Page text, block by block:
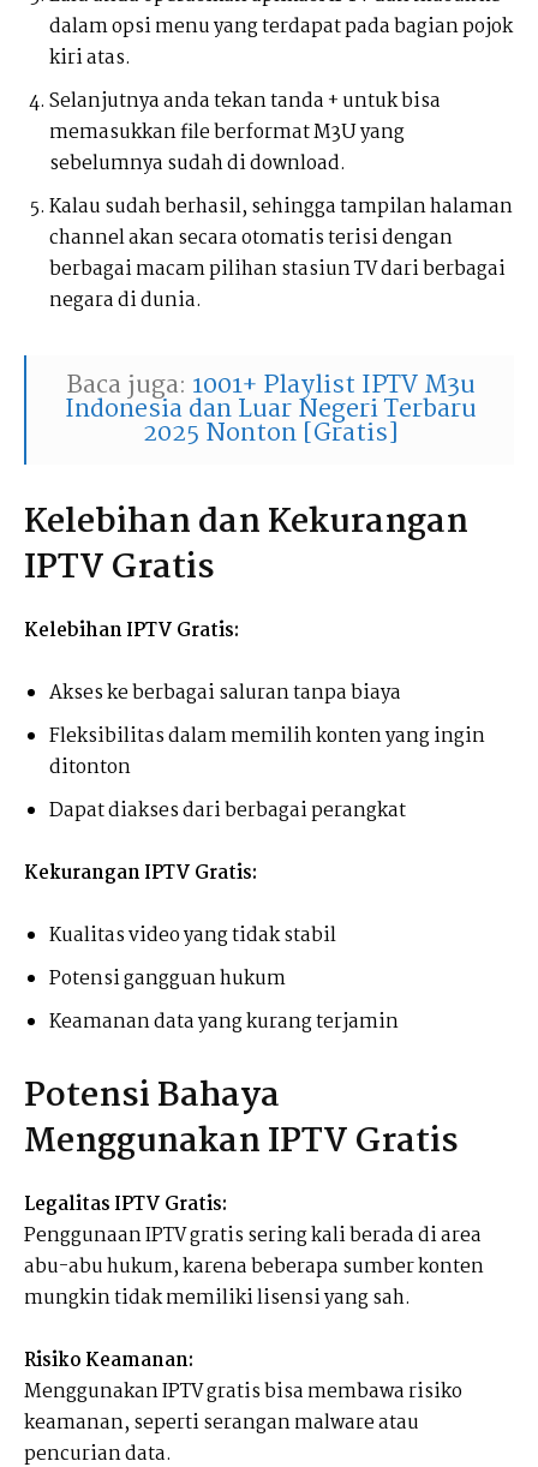
dalam opsi menu yang terdapat pada bagian pojok
kiri atas.
Selanjutnya anda tekan tanda + untuk bisa
memasukkan file berformat M3U yang
sebelumnya sudah di download.
Kalau sudah berhasil, sehingga tampilan halaman
channel akan secara otomatis terisi dengan
berbagai macam pilihan stasiun TV dari berbagai
negara di dunia.
Baca juga: 1001+ Playlist IPTV M3u
Indonesia dan Luar Negeri Terbaru
2025 Nonton [Gratis]
Kelebihan dan Kekurangan
IPTV Gratis
Kelebihan IPTV Gratis:
Akses ke berbagai saluran tanpa biaya
Fleksibilitas dalam memilih konten yang ingin
ditonton
Dapat diakses dari berbagai perangkat
Kekurangan IPTV Gratis:
Kualitas video yang tidak stabil
Potensi gangguan hukum
Keamanan data yang kurang terjamin
Potensi Bahaya
Menggunakan IPTV Gratis
Legalitas IPTV Gratis:
Penggunaan IPTV gratis sering kali berada di area
abu-abu hukum, karena beberapa sumber konten
mungkin tidak memiliki lisensi yang sah.
Risiko Keamanan:
Menggunakan IPTV gratis bisa membawa risiko
keamanan, seperti serangan malware atau
pencurian data.